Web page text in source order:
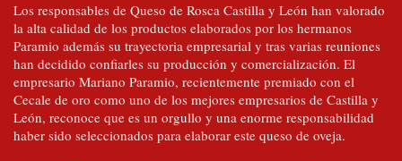
Los responsables de Queso de Rosca Castilla y León han valorado
la alta calidad de los productos elaborados por los hermanos
Paramio además su trayectoria empresarial y tras varias reuniones
han decidido confiarles su producción y comercialización. El
empresario Mariano Paramio, recientemente premiado con el
Cecale de oro como uno de los mejores empresarios de Castilla y
León, reconoce que es un orgullo y una enorme responsabilidad
haber sido seleccionados para elaborar este queso de oveja.